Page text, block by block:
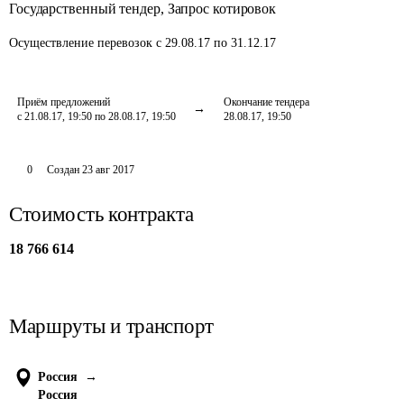
Государственный тендер, Запрос котировок
Осуществление перевозок с 29.08.17 по 31.12.17
Приём предложений
с 21.08.17, 19:50 по 28.08.17, 19:50
Окончание тендера
28.08.17, 19:50
0 Создан 23 авг 2017
Стоимость контракта
18 766 614
Маршруты и транспорт
Россия
→
Россия